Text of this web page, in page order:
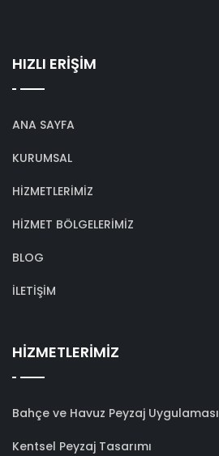
HIZLI ERİŞİM
ANA SAYFA
KURUMSAL
HİZMETLERİMİZ
HİZMET BÖLGELERİMİZ
BLOG
İLETİŞİM
HİZMETLERİMİZ
Bahçe ve Havuz Peyzaj Uygulaması
Kentsel Peyzaj Tasarımı